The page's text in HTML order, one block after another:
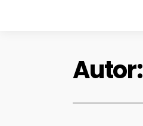
Autor: